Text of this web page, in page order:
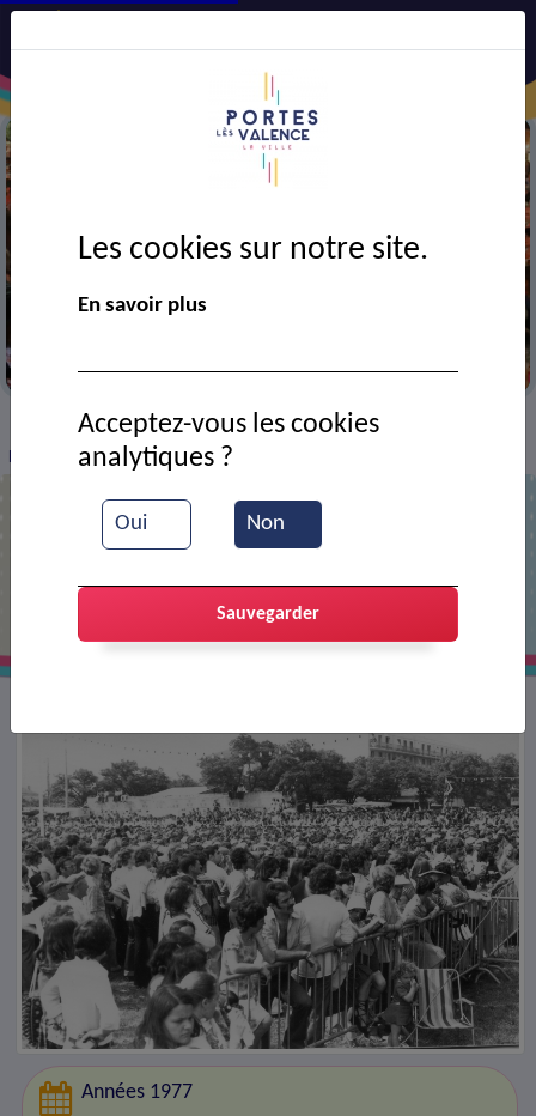
> VIE MUNICIPALE > Ressources documentaires
Fête des Allobroges
Années 1977
Les cookies sur notre site.
En savoir plus
Oui Non
Acceptez-vous les cookies
analytiques ?
Sauvegarder